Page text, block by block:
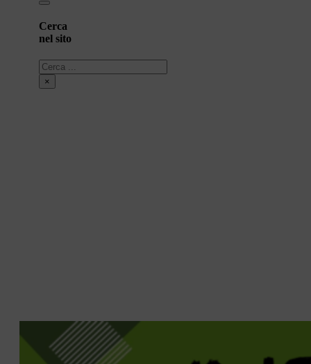
Cerca
nel sito
Cerca
×